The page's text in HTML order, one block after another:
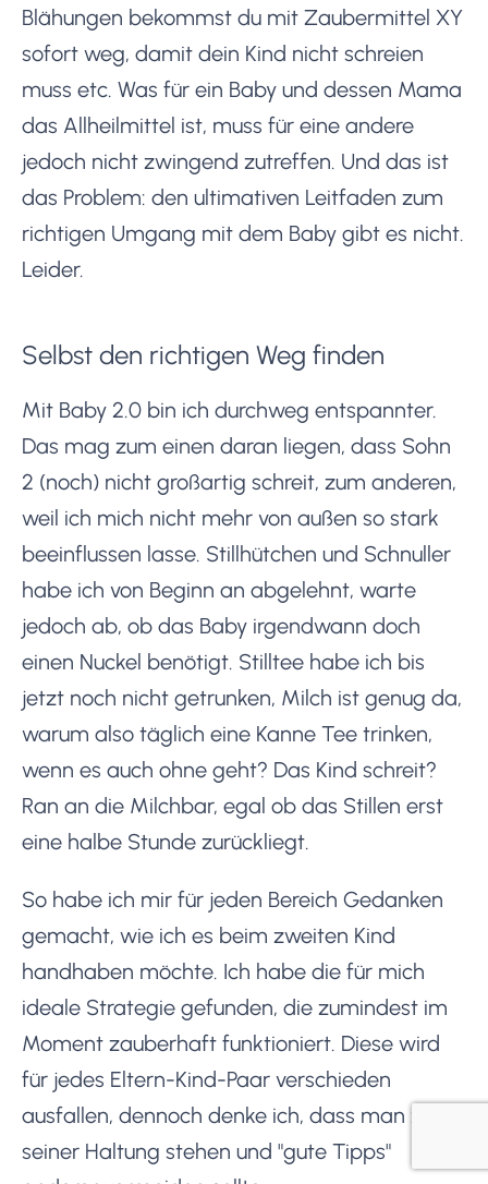
Blähungen bekommst du mit Zaubermittel XY
sofort weg, damit dein Kind nicht schreien
muss etc. Was für ein Baby und dessen Mama
das Allheilmittel ist, muss für eine andere
jedoch nicht zwingend zutreffen. Und das ist
das Problem: den ultimativen Leitfaden zum
richtigen Umgang mit dem Baby gibt es nicht.
Leider.
Selbst den richtigen Weg finden
Mit Baby 2.0 bin ich durchweg entspannter.
Das mag zum einen daran liegen, dass Sohn
2 (noch) nicht großartig schreit, zum anderen,
weil ich mich nicht mehr von außen so stark
beeinflussen lasse. Stillhütchen und Schnuller
habe ich von Beginn an abgelehnt, warte
jedoch ab, ob das Baby irgendwann doch
einen Nuckel benötigt. Stilltee habe ich bis
jetzt noch nicht getrunken, Milch ist genug da,
warum also täglich eine Kanne Tee trinken,
wenn es auch ohne geht? Das Kind schreit?
Ran an die Milchbar, egal ob das Stillen erst
eine halbe Stunde zurückliegt.
So habe ich mir für jeden Bereich Gedanken
gemacht, wie ich es beim zweiten Kind
handhaben möchte. Ich habe die für mich
ideale Strategie gefunden, die zumindest im
Moment zauberhaft funktioniert. Diese wird
für jedes Eltern-Kind-Paar verschieden
ausfallen, dennoch denke ich, dass man zu
seiner Haltung stehen und "gute Tipps"